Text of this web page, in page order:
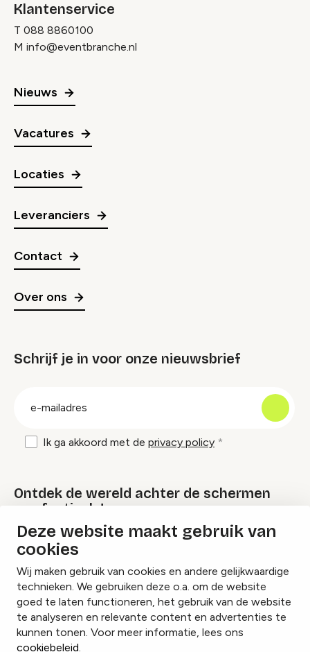
Deze website maakt gebruik van
cookies
Wij maken gebruik van cookies en andere gelijkwaardige
technieken. We gebruiken deze o.a. om de website
goed te laten functioneren, het gebruik van de website
te analyseren en relevante content en advertenties te
kunnen tonen. Voor meer informatie, lees ons
cookiebeleid.
Klantenservice
T 088 8860100
M info@eventbranche.nl
Nieuws
Vacatures
Locaties
Leveranciers
Contact
Over ons
Schrijf je in voor onze nieuwsbrief
Ik ga akkoord met de privacy policy
Ontdek de wereld achter de schermen
van festivals!
Lees onze Festival Specials
InstagramFacebookLinkedIn